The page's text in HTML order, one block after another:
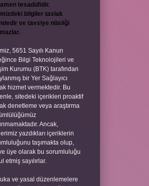
tesadüfidir.
bilgiler taslak
ve tavsiye niteliği
5651 Sayılı Kanun
Bilgi Teknolojileri ve
Kurumu (BTK) tarafından
bir Yer Sağlayıcı
hizmet vermektedir. Bu
sitedeki içerikleri proaktif
denetleme veya araştırma
Ancak,
yazdıkları içeriklerin
taşımakta olup,
üye olarak bu sorumluluğu
etmiş sayılırlar.
ve yasal düzenlemelere